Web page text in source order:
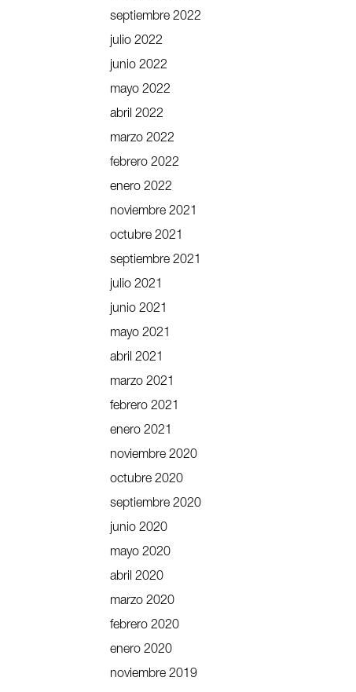
septiembre 2022
julio 2022
junio 2022
mayo 2022
abril 2022
marzo 2022
febrero 2022
enero 2022
noviembre 2021
octubre 2021
septiembre 2021
julio 2021
junio 2021
mayo 2021
abril 2021
marzo 2021
febrero 2021
enero 2021
noviembre 2020
octubre 2020
septiembre 2020
junio 2020
mayo 2020
abril 2020
marzo 2020
febrero 2020
enero 2020
noviembre 2019